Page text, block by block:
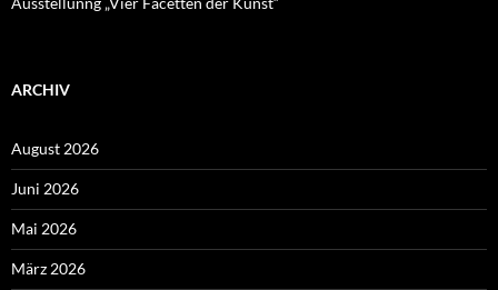
ARCHIV
August 2026
Juni 2026
Mai 2026
März 2026